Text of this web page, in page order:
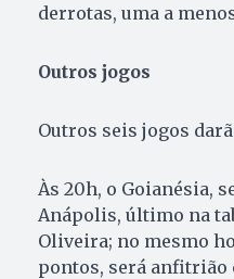
derrotas, uma a
Outros jogos
Outros seis jogos
Às 20h, o Goianésia,
Anápolis, último na
Oliveira; no mesmo
pontos, será anfitrião